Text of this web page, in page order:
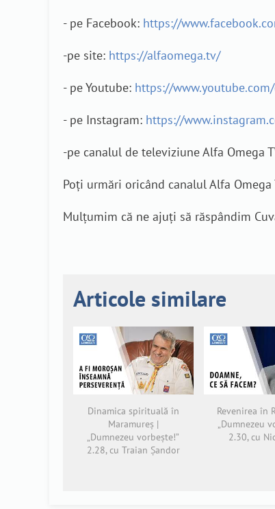
- pe Facebook: https://
-pe site: https://alfaomega.tv/
- pe Youtube: https://
- pe Instagram: https://
-pe canalul de televiziune Alfa Omega
Poți urmări oricând canalul Alfa
Mulțumim că ne ajuți să răspândim
Articole similare
Dinamica spirituală în
Maramureș |
„Dumnezeu vorbește!”
2.28, cu Traian Șandor
Revenirea în
„Dumnezeu
2.30, cu